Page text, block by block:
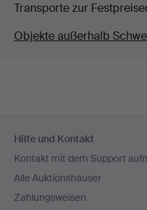
Transporte zur
Objekte außerhalb
Navigation
Hilfe und Kontakt
Kontakt mit dem Support
Alle Auktionshäuser
Zahlungsweisen